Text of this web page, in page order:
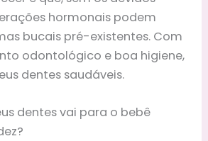
hormonais podem
bucais pré-existentes. Com
odontológico e boa higiene,
dentes saudáveis.
dentes vai para o bebê